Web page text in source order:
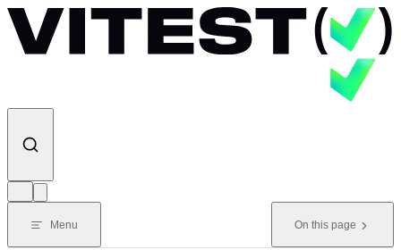
Skip to content
Menu On this page